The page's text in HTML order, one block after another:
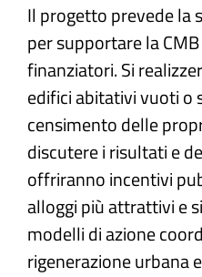
Progetti
Il progetto prevede la
per supportare la
finanziatori. Si
edifici abitativi vuoti o
censimento delle
discutere i risultati e
offriranno incentivi
alloggi più attrattivi e
modelli di azione
rigenerazione urbana